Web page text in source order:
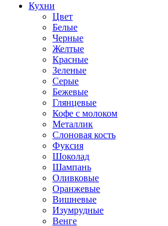
Кухни
Цвет
Белые
Черные
Желтые
Красные
Зеленые
Серые
Бежевые
Глянцевые
Кофе с молоком
Металлик
Слоновая кость
Фуксия
Шоколад
Шампань
Оливковые
Оранжевые
Вишневые
Изумрудные
Венге